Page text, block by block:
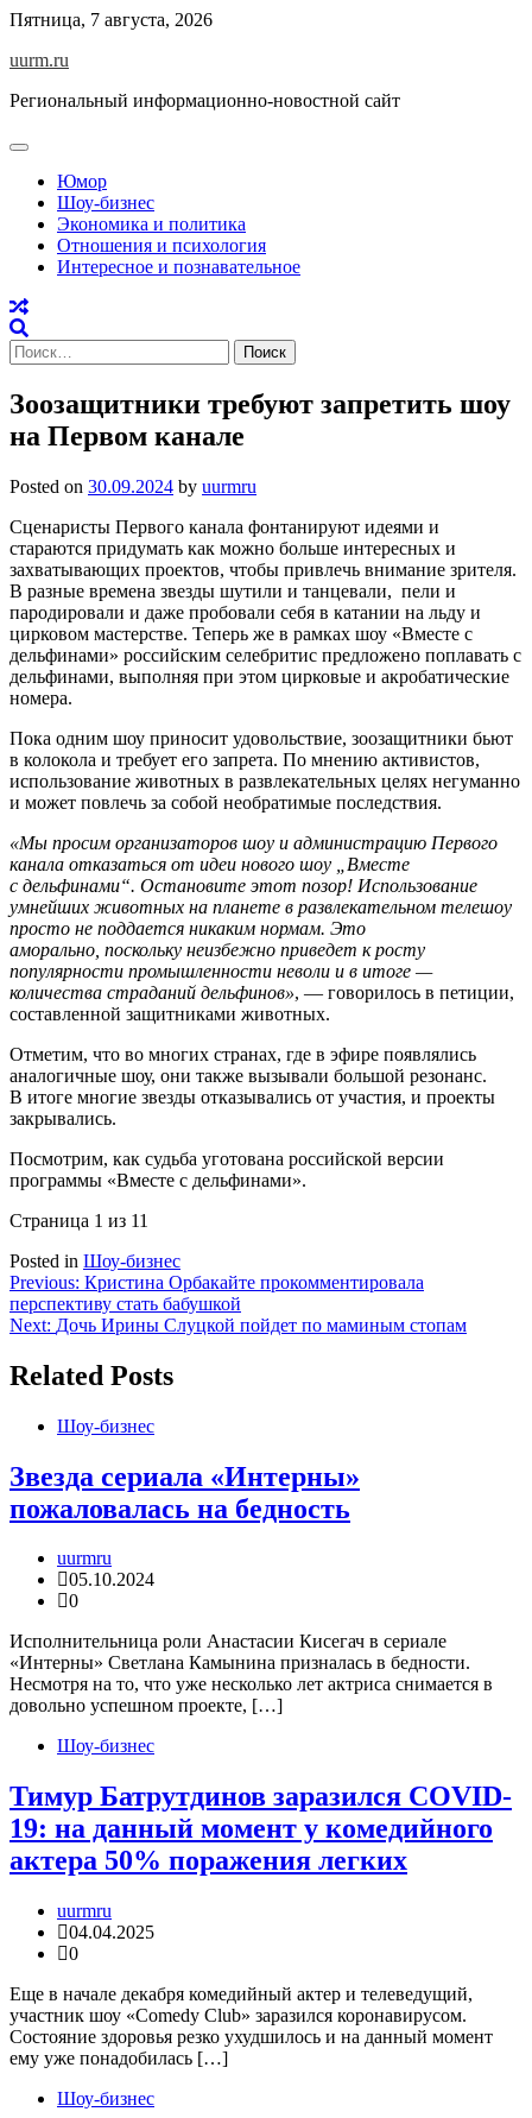
Skip
content
Пятница, 7 августа, 2026
uurm.ru
Региональный информационно-новостной сайт
Юмор
Шоу-бизнес
Экономика и политика
Отношения и психология
Интересное и познавательное
Найти:
Зоозащитники требуют запретить шоу
на Первом канале
Posted on 30.09.2024 by uurmru
Сценаристы Первого канала фонтанируют идеями и
стараются придумать как можно больше интересных и
захватывающих проектов, чтобы привлечь внимание зрителя.
В разные времена звезды шутили и танцевали, пели и
пародировали и даже пробовали себя в катании на льду и
цирковом мастерстве. Теперь же в рамках шоу «Вместе с
дельфинами» российским селебритис предложено поплавать с
дельфинами, выполняя при этом цирковые и акробатические
номера.
Пока одним шоу приносит удовольствие, зоозащитники бьют
в колокола и требует его запрета. По мнению активистов,
использование животных в развлекательных целях негуманно
и может повлечь за собой необратимые последствия.
«Мы просим организаторов шоу и администрацию Первого
канала отказаться от идеи нового шоу „Вместе
с дельфинами“. Остановите этот позор! Использование
умнейших животных на планете в развлекательном телешоу
просто не поддается никаким нормам. Это
аморально, поскольку неизбежно приведет к росту
популярности промышленности неволи и в итоге —
количества страданий дельфинов», — говорилось в петиции,
составленной защитниками животных.
Отметим, что во многих странах, где в эфире появлялись
аналогичные шоу, они также вызывали большой резонанс.
В итоге многие звезды отказывались от участия, и проекты
закрывались.
Посмотрим, как судьба уготована российской версии
программы «Вместе с дельфинами».
Страница 1 из 11
Posted in Шоу-бизнес
Навигация
по
Previous: Кристина Орбакайте прокомментировала
перспективу стать бабушкой
Next: Дочь Ирины Слуцкой пойдет по маминым стопам
Related Posts
Шоу-бизнес
Звезда сериала «Интерны»
пожаловалась на бедность
uurmru
05.10.2024
0
Исполнительница роли Анастасии Кисегач в сериале
«Интерны» Светлана Камынина призналась в бедности.
Несмотря на то, что уже несколько лет актриса снимается в
довольно успешном проекте, […]
Шоу-бизнес
Тимур Батрутдинов заразился COVID-
19: на данный момент у комедийного
актера 50% поражения легких
uurmru
04.04.2025
0
Еще в начале декабря комедийный актер и телеведущий,
участник шоу «Comedy Club» заразился коронавирусом.
Состояние здоровья резко ухудшилось и на данный момент
ему уже понадобилась […]
Шоу-бизнес